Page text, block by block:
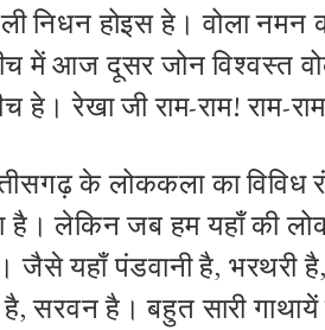
निधन होइस हे। वोला नमन
में आज दूसर जोन विश्‍वस्‍त
हे। रेखा जी राम-राम! राम-
के लोककला का विविध
है। लेकिन जब हम यहाँ की
जैसे यहाँ पंडवानी है, भरथरी
है, सरवन है। बहुत सारी